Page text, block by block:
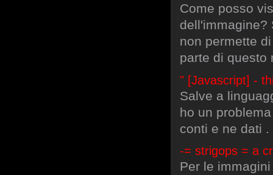
Come posso
dell'immagine?
non permette
parte di questo
" [Javascript] -
Salve a
ho un
conti e ne dati .
-= strigops = a
Per le